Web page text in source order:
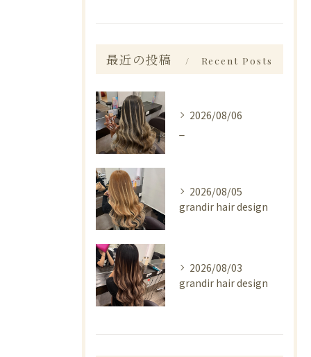
最近の投稿 Recent Posts
2026/08/06
2026/08/05
grandir hair design
2026/08/03
grandir hair design